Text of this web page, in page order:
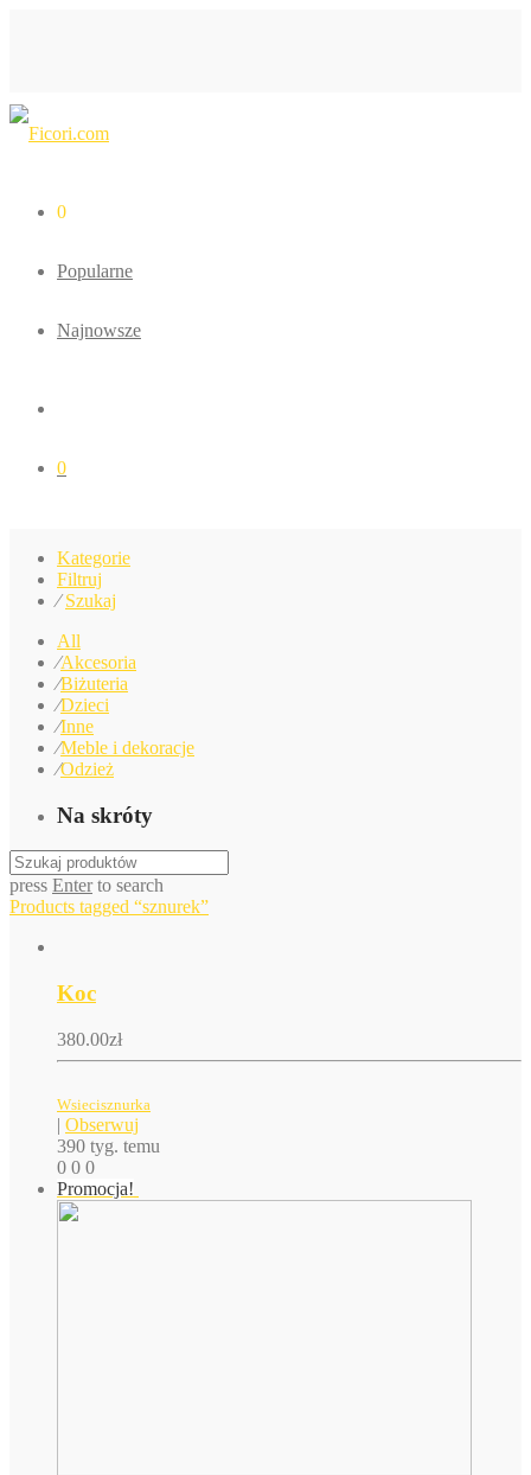
0
Popularne
Najnowsze
0
Kategorie
Filtruj
⁄ Szukaj
All
⁄Akcesoria
⁄Biżuteria
⁄Dzieci
⁄Inne
⁄Meble i dekoracje
⁄Odzież
Na skróty
press Enterto search
Products tagged “sznurek”
Koc
380.00zł
Wsiecisznurka
| Obserwuj
390 tyg. temu
0 0 0
Promocja!